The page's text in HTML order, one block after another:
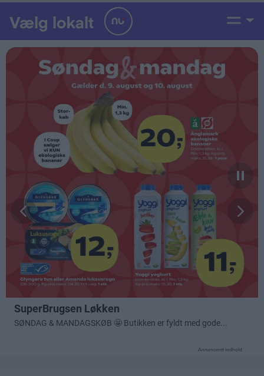
Annonceret indhold